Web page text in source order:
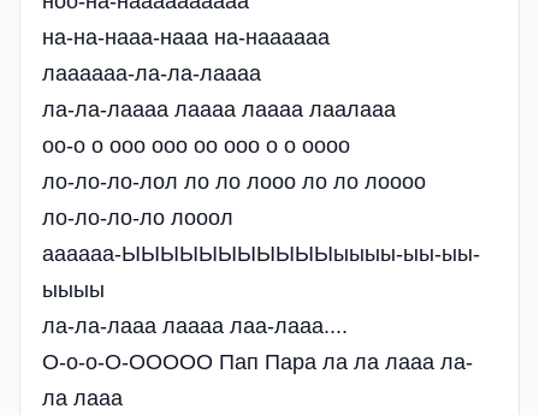
на-на-нааа-нааа на-наааааа
лаааааа-ла-ла-лаааа
ла-ла-лаааа лаааа лаааа лаалааа
оо-о о ооо ооо оо ооо о о оооо
ло-ло-ло-лол ло ло лооо ло ло лоооо
ло-ло-ло-ло лооол
аааааа-ЫЫЫЫЫЫЫЫЫЫЫыыыы-ыы-ыы-
ыыыы
ла-ла-лааа лаааа лаа-лааа....
О-о-о-О-ООООО Пап Пара ла ла лааа ла-
ла лааа